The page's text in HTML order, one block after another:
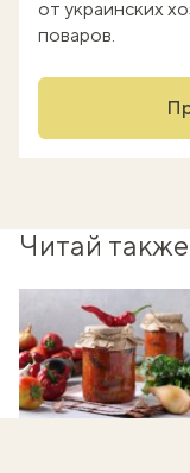
от украинских
поваров.
Читай также